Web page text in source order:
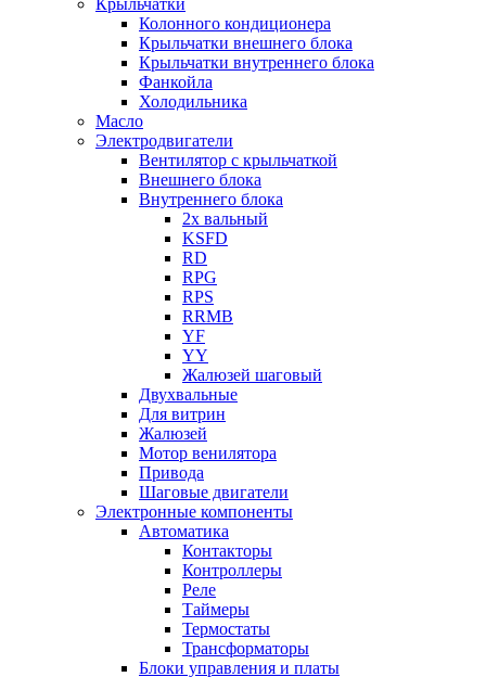
Крыльчатки
Колонного кондиционера
Крыльчатки внешнего блока
Крыльчатки внутреннего блока
Фанкойла
Холодильника
Масло
Электродвигатели
Вентилятор с крыльчаткой
Внешнего блока
Внутреннего блока
2х вальный
KSFD
RD
RPG
RPS
RRMB
YF
YY
Жалюзей шаговый
Двухвальные
Для витрин
Жалюзей
Мотор венилятора
Привода
Шаговые двигатели
Электронные компоненты
Автоматика
Контакторы
Контроллеры
Реле
Таймеры
Термостаты
Трансформаторы
Блоки управления и платы